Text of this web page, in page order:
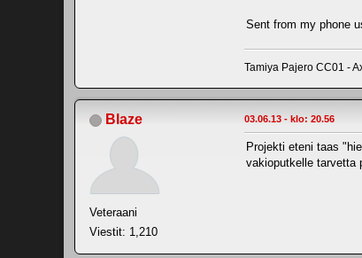
Sent from my phone
Tamiya Pajero CC01 -
Blaze
Veteraani
Viestit: 1,210
03.06.13 - klo: 20.56
Projekti eteni taas
vakioputkelle tarvetta